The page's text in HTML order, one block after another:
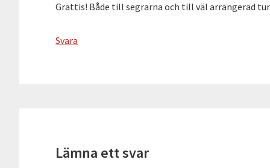
Grattis! Både till segrarna och till väl arrangerad
Svara
Lämna ett svar